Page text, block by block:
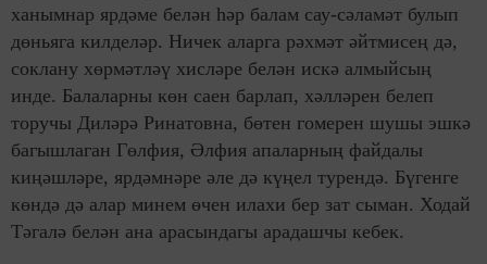
ханымнар ярдәме белән һәр балам сау-сәламәт булып
дөньяга килделәр. Ничек аларга рәхмәт әйтмисең дә,
соклану хөрмәтләү хисләре белән искә алмыйсың
инде. Балаларны көн саен барлап, хәлләрен белеп
торучы Диләрә Ринатовна, бөтен гомерен шушы эшкә
багышлаган Гөлфия, Әлфия апаларның файдалы
киңәшләре, ярдәмнәре әле дә күңел турендә. Бүгенге
көндә дә алар минем өчен илахи бер зат сыман. Ходай
Тәгалә белән ана арасындагы арадашчы кебек.